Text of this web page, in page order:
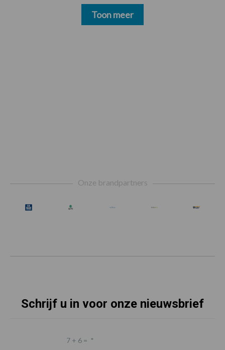
Toon meer
Onze brandpartners
Schrijf u in voor onze nieuwsbrief
7 + 6 = *